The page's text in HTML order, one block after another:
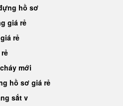
hồ sơ
giá rẻ
rẻ
mới
hồ sơ giá rẻ
sắt v